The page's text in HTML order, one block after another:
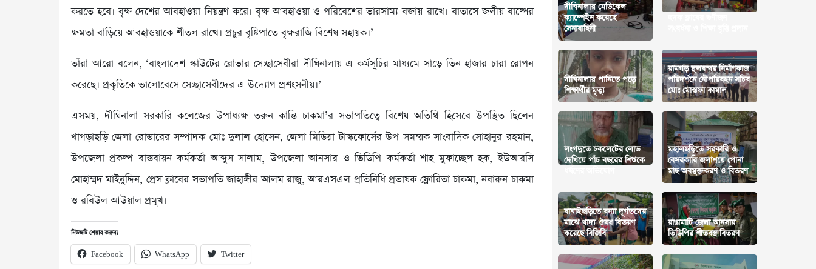
করতে হবে। বৃক্ষ দেশের আবহাওয়া নিয়ন্ত্রণ করে। বৃক্ষ আবহাওয়া ও পরিবেশের ভারসাম্য বজায় রাখে। বাতাসে জলীয় বাষ্পের
ক্ষমতা বাড়িয়ে আবহাওয়াকে শীতল রাখে। প্রচুর বৃষ্টিপাতে বৃক্ষরাজি বিশেষ সহায়ক।’
তাঁরা আরো বলেন, ‘বাংলাদেশ স্কাউটের রোভার সেচ্ছাসেবীরা দীঘিনালায় এ কর্মসূচির মাধ্যমে সাড়ে তিন হাজার চারা রোপন
করেছে। প্রকৃতিকে ভালোবেসে সেচ্ছাসেবীদের এ উদ্যোগ প্রশংসনীয়।’
এসময়, দীঘিনালা সরকারি কলেজের উপাধ্যক্ষ তরুন কান্তি চাকমা’র সভাপতিত্বে বিশেষ অতিথি হিসেবে উপস্থিত ছিলেন
খাগড়াছড়ি জেলা রোভারের সম্পাদক মোঃ দুলাল হোসেন, জেলা মিডিয়া টাস্কফোর্সের উপ সমন্য়ক সাংবাদিক সোহানুর রহমান,
উপজেলা প্রকল্প বাস্তবায়ন কর্মকর্তা আব্দুস সালাম, উপজেলা আনসার ও ভিডিপি কর্মকর্তা শাহ মুফাচ্ছেল হক, ইউআরসি
মোহাম্মদ মাইনুদ্দিন, প্রেস ক্লাবের সভাপতি জাহাঙ্গীর আলম রাজু, আরএসএল প্রতিনিধি প্রভাষক ফ্লোরিতা চাকমা, নবারুন চাকমা
ও রবিউল আউয়াল প্রমুখ।
নিউজটি শেয়ার করুনঃ
Facebook WhatsApp Twitter
দীঘিনালায় মেডিকেল
ক্যাম্পেইন করেছে
সেনাবাহিনী
দীঘিনালায় পানিতে পড়ে
শিক্ষার্থীর মৃত্যু
রামগড় স্থলবন্দর নির্মাণকাজ
পরিদর্শনে নৌপরিবহন সচিব
মোঃ মোস্তফা কামাল
লংগদুতে চকলেটের লোভ
দেখিয়ে পাঁচ বছরের শিশুকে
মহালছড়িতে সরকারি ও
বেসরকারি জলাশয়ে পোনা
মাছ অবমুক্তকরণ ও বিতরণ
বাঘাইছড়িতে বন্যা দূর্গতদের
মাঝে খাদ্য ঔষধ বিতরণ
করেছে বিজিবি
রাঙামাটি জেলা আনসার
ভিডিপির শীতবস্ত্র বিতরণ